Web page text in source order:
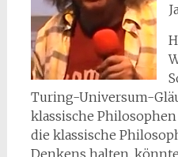
Turing-Universum-
klassische
die klassische
Denkens halten,